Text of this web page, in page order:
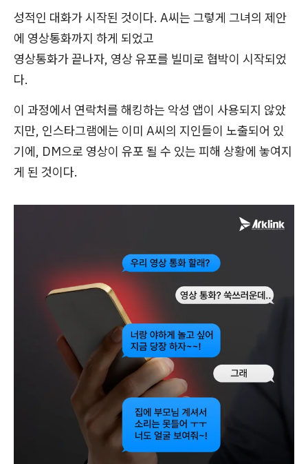
성적인 대화가 시작된 것이다. A씨는 그렇게 그녀의 제안
에 영상통화까지 하게 되었고
영상통화가 끝나자, 영상 유포를 빌미로 협박이 시작되었
다.
이 과정에서 연락처를 해킹하는 악성 앱이 사용되지 않았
지만, 인스타그램에는 이미 A씨의 지인들이 노출되어 있
기에, DM으로 영상이 유포 될 수 있는 피해 상황에 놓여지
게 된 것이다.